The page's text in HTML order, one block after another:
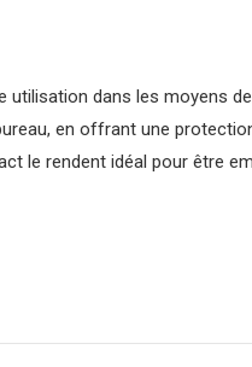
utilisation dans les moyens
en offrant une
le rendent idéal pour être